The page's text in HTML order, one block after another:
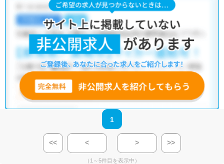
1
<< < > >>
（1～5件目を表示中）